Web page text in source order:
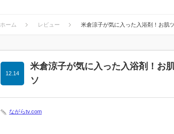
ホーム レビュー 米倉涼子が気に入った入浴剤！お肌
米倉涼子が気に入った入浴剤！お
ソ
12.14
ながらtv.com